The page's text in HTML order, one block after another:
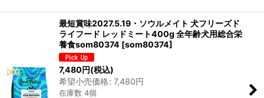
最短賞味2027.5.19・ソウルメイト 犬フリーズド
ライフード レッドミート400g 全年齢犬用総合栄
養食som80374 [som80374]
7,480 円(税込)
希望小売価格: 7,480円
在庫数 4個